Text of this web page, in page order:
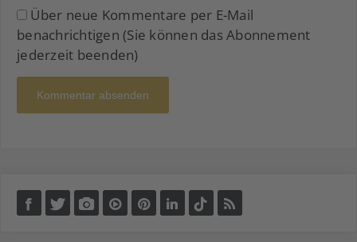
Über neue Kommentare per E-Mail
benachrichtigen (Sie können das Abonnement
jederzeit beenden)
Kommentar absenden